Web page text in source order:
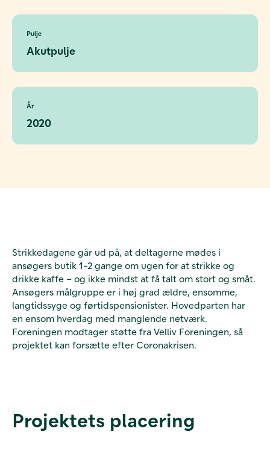
Pulje
Akutpulje
År
2020
Strikkedagene går ud på, at deltagerne mødes i
ansøgers butik 1-2 gange om ugen for at strikke og
drikke kaffe – og ikke mindst at få talt om stort og småt.
Ansøgers målgruppe er i høj grad ældre, ensomme,
langtidssyge og førtidspensionister. Hovedparten har
en ensom hverdag med manglende netværk.
Foreningen modtager støtte fra Velliv Foreningen, så
projektet kan forsætte efter Coronakrisen.
Projektets placering